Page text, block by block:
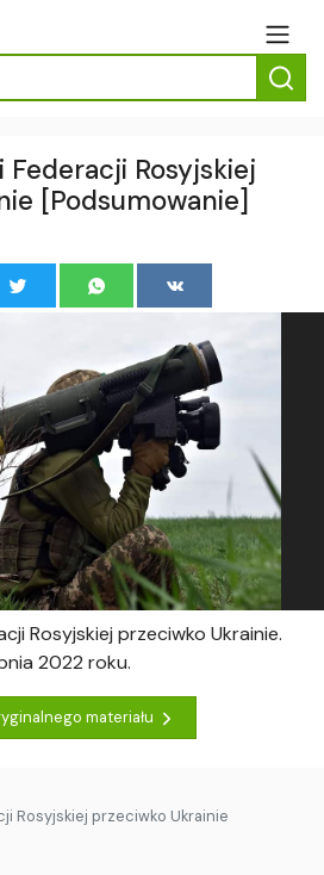
Federacji Rosyjskiej
[Podsumowanie]
Rosyjskiej przeciwko Ukrainie.
2022 roku.
materiału
Rosyjskiej przeciwko Ukrainie